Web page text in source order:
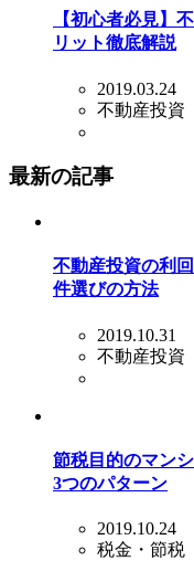
【初心者必見】
リット徹底解説
2019.03.24
不動産投資
最新の記事
不動産投資の利
件選びの方法
2019.10.31
不動産投資
節税目的のマン
3つのパターン
2019.10.24
税金・節税